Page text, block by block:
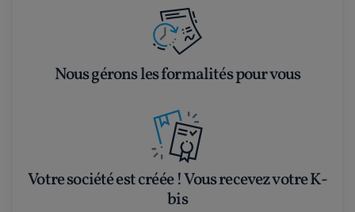
Nous gérons les formalités pour vous
Votre société est créée ! Vous recevez votre K-
bis